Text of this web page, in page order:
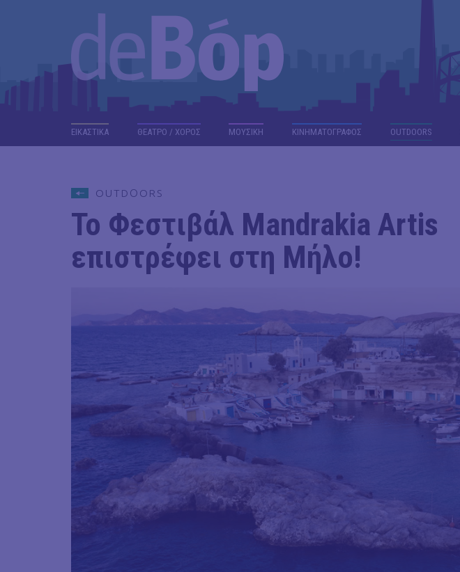
ΕΙΚΑΣΤΙΚΑ ΘΕΑΤΡΟ / ΧΟΡΟΣ ΜΟΥΣΙΚΗ ΚΙΝΗΜΑΤΟΓΡΑΦΟΣ OUTDΟORS
OUTDΟORS
Το Φεστιβάλ Mandrakia Artis
επιστρέφει στη Μήλο!